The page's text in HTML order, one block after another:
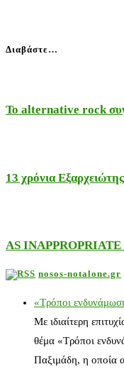
Διαβάστε…
Το alternative rock
13 χρόνια
AS INAPPROPRIATE
nosos-notalone.gr
«Τρόποι
Με ιδιαίτερη
θέμα «Τρόποι
Παξιμάδη, η οποία